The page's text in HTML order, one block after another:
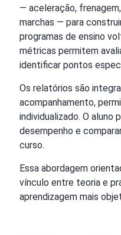
— aceleração,
marchas — para
programas de ensino
métricas permitem
identificar pontos
Os relatórios são
acompanhamento,
individualizado. O aluno
desempenho e
curso.
Essa abordagem
vínculo entre teoria e
aprendizagem mais